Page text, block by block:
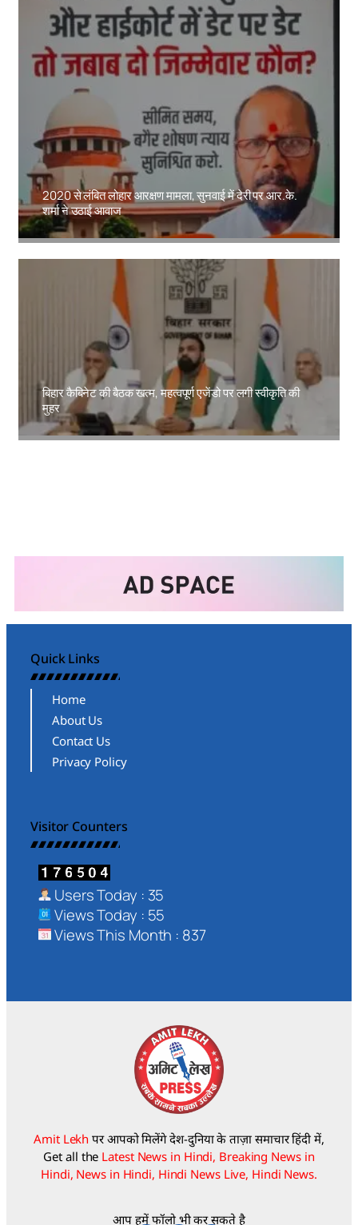
2020 से लंबित लोहार आरक्षण मामला, सुनवाई में देरी पर आर.के.
शर्मा ने उठाई आवाज
Amit Lekh
बिहार कैबिनेट की बैठक खत्म, महत्वपूर्ण एजेंडो पर लगी स्वीकृति की
मुहर
Amit Lekh
Quick Links
Home
About Us
Contact Us
Privacy Policy
Visitor Counters
Users Today : 35
Views Today : 55
Views This Month : 837
Amit Lekh पर आपको मिलेंगे देश-दुनिया के ताज़ा समाचार हिंदी में,
Get all the Latest News in Hindi, Breaking News in
Hindi, News in Hindi, Hindi News Live, Hindi News.
आप हमें फॉलो भी कर सकते है